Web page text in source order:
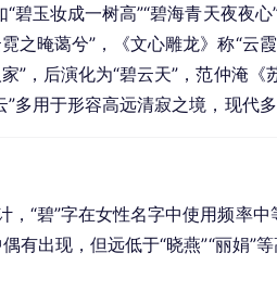
“碧玉妆成一树高”“碧海青天夜夜
之晻蔼兮”，《文心雕龙》称“云
”，后演化为“碧云天”，范仲淹
”多用于形容高远清寂之境，现代
“碧”字在女性名字中使用频率中
有出现，但远低于“晓燕”“丽娟”